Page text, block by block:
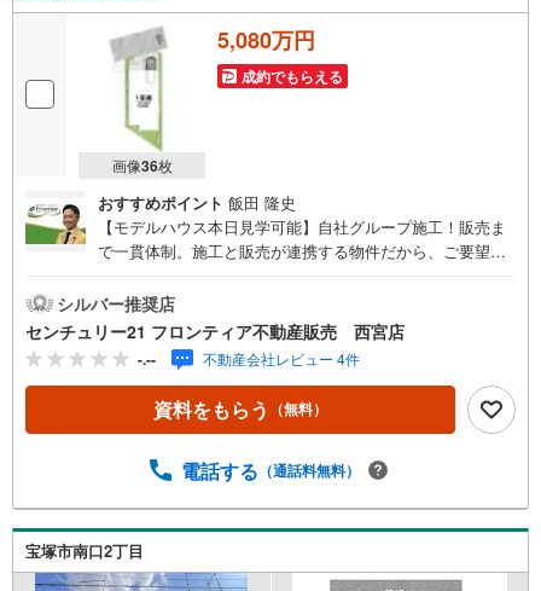
画像36枚
5,080万円
成約でもらえる
おすすめポイント 飯田 隆史
【モデルハウス本日見学可能】自社グループ施工！販売ま
で一貫体制。施工と販売が連携する物件だから、ご要望に
ない家づくり。≪特徴≫・建物価格2,000万円・北西角地に
つき日当たり良好・施工から販売までグループ内で完結さ
せることで中間コストを徹底カット・建物面積標準33坪～
と、広さを重視される方にお勧めです≪周辺環境≫・宝塚
第一小学校まで徒歩5分・宝梅中学校まで徒歩25分・いかり
宝塚店まで徒歩5分・セブン-イレブン 宝塚南口2丁目店ま
と連携しながら、お客様に最適なご提案をさせていただき
家族皆さまで安心してご来店いただけます。お気軽にお問
い合わせください
シルバー推奨店
センチュリー21 フロンティア不動産販売 西宮店
-.-- 不動産会社レビュー 4件
資料をもらう （無料）
電話する （通話料無料）
宝塚市南口2丁目